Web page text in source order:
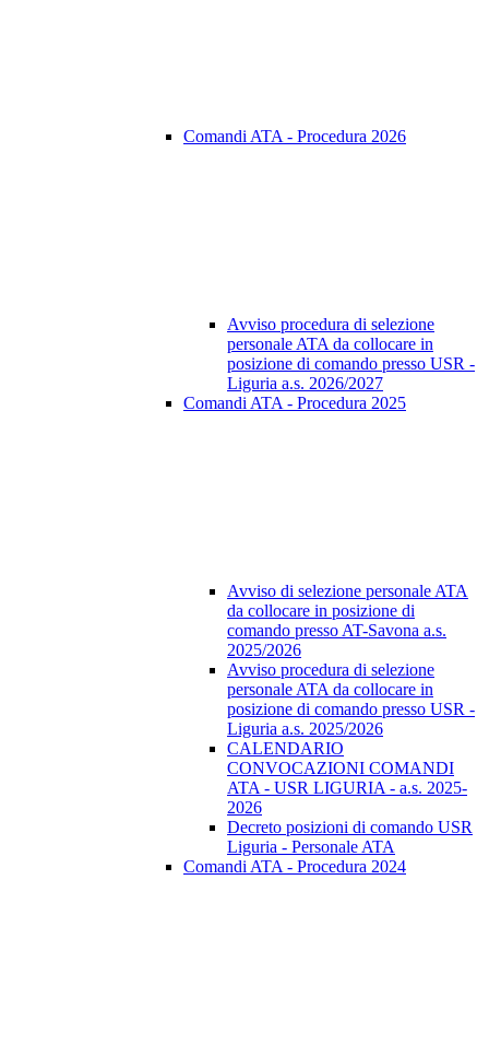
Comandi ATA - Procedura 2026
Avviso procedura di selezione
personale ATA da collocare in
posizione di comando presso USR -
Liguria a.s. 2026/2027
Comandi ATA - Procedura 2025
Avviso di selezione personale ATA
da collocare in posizione di
comando presso AT-Savona a.s.
2025/2026
Avviso procedura di selezione
personale ATA da collocare in
posizione di comando presso USR -
Liguria a.s. 2025/2026
CALENDARIO
CONVOCAZIONI COMANDI
ATA - USR LIGURIA - a.s. 2025-
2026
Decreto posizioni di comando USR
Liguria - Personale ATA
Comandi ATA - Procedura 2024